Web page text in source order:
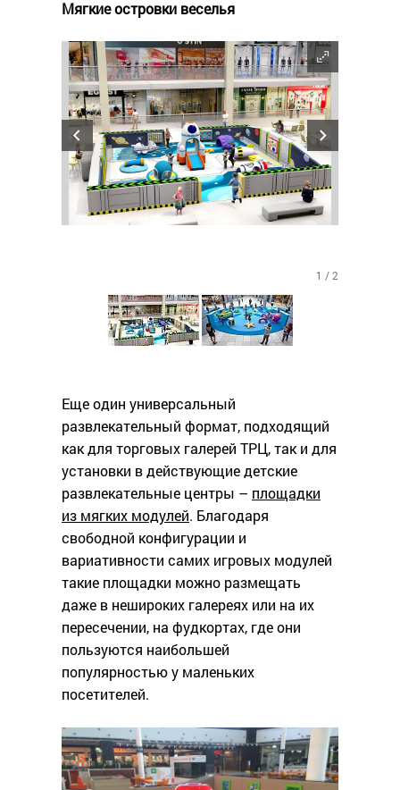
Мягкие островки веселья
1 / 2
Еще один универсальный
развлекательный формат, подходящий
как для торговых галерей ТРЦ, так и для
установки в действующие детские
развлекательные центры – площадки
из мягких модулей. Благодаря
свободной конфигурации и
вариативности самих игровых модулей
такие площадки можно размещать
даже в нешироких галереях или на их
пересечении, на фудкортах, где они
пользуются наибольшей
популярностью у маленьких
посетителей.